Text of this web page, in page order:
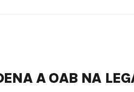
A OAB NA